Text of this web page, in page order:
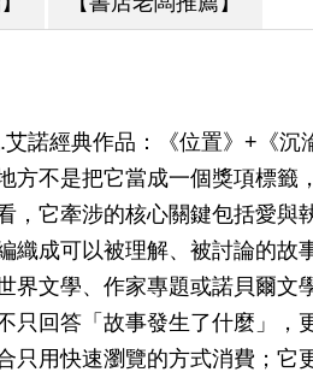
諾經典作品：《位置》+《
方不是把它當成一個獎項標籤
，它牽涉的核心關鍵包括愛
織成可以被理解、被討論的
界文學、作家專題或諾貝爾
只回答「故事發生了什麼」
只用快速瀏覽的方式消費；